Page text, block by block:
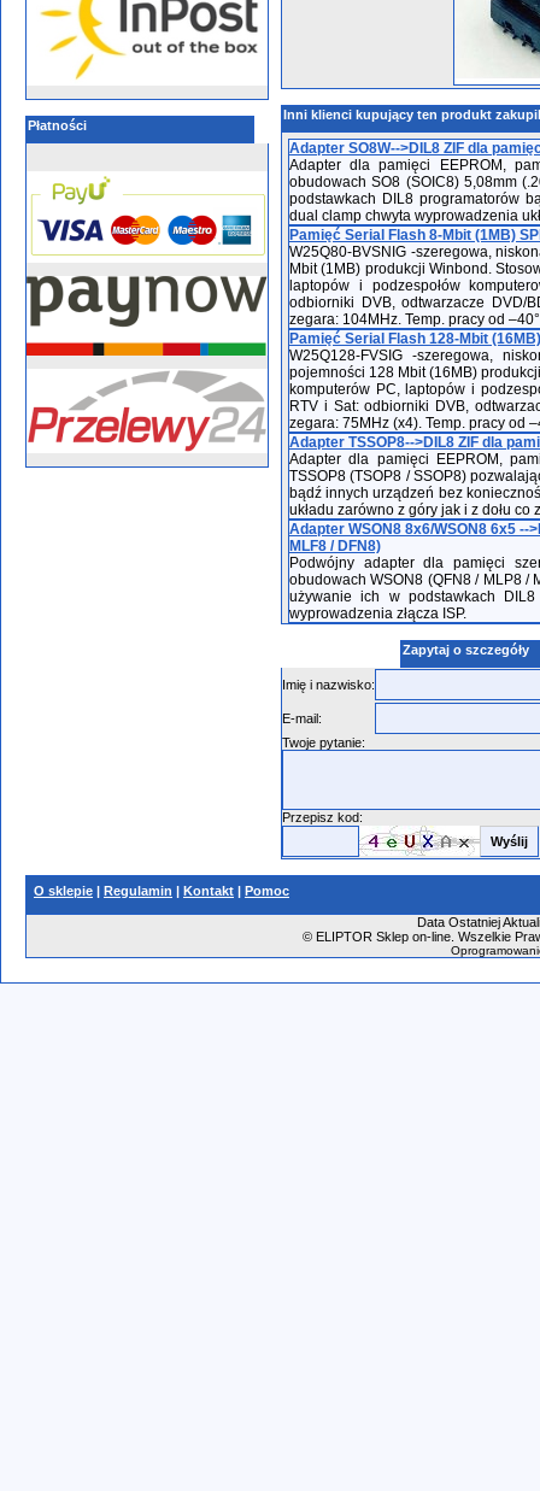
Płatności
Inni klienci kupujący ten produkt
Adapter SO8W-->DIL8 ZIF dla
Adapter dla pamięci EEPROM,
obudowach SO8 (SOIC8) 5,08mm
podstawkach DIL8 programatorów
dual clamp chwyta wyprowadzenia
Pamięć Serial Flash 8-Mbit (1MB)
W25Q80-BVSNIG -szeregowa,
Mbit (1MB) produkcji Winbond.
laptopów i podzespołów
odbiorniki DVB, odtwarzacze DVD/
zegara: 104MHz. Temp. pracy od
Pamięć Serial Flash 128-Mbit
W25Q128-FVSIG -szeregowa,
pojemności 128 Mbit (16MB)
komputerów PC, laptopów i
RTV i Sat: odbiorniki DVB,
zegara: 75MHz (x4). Temp. pracy od
Adapter TSSOP8-->DIL8 ZIF dla
Adapter dla pamięci EEPROM,
TSSOP8 (TSOP8 / SSOP8)
bądź innych urządzeń bez
układu zarówno z góry jak i z dołu
Adapter WSON8 8x6/WSON8 6x5 --
MLF8 / DFN8)
Podwójny adapter dla pamięci
obudowach WSON8 (QFN8 / MLP8 /
używanie ich w podstawkach
wyprowadzenia złącza ISP.
Zapytaj o szczegóły
Imię i nazwisko:
E-mail:
Twoje pytanie:
Przepisz kod:
O sklepie | Regulamin | Kontakt | Pomoc
Data Ostatniej
©ELIPTOR Sklep on-line. Wszelkie